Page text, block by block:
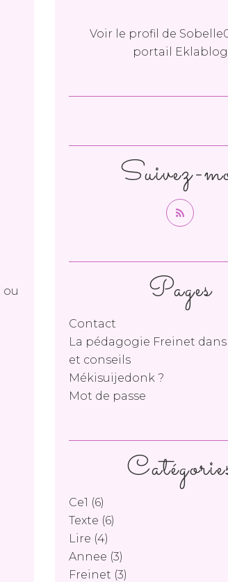
ou
Ce1 (6)
Texte (6)
Lire (4)
Annee (3)
Freinet (3)
Pages
Contact
La pédagogie Freinet dans
et conseils
Mékisuijedonk ?
Mot de passe
Suivez-
Voir le profil de
portail Eklablog